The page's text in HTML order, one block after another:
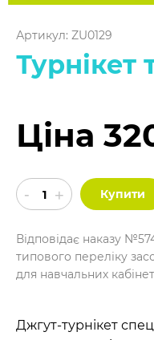
Артикул: ZU0129
Турнікет
Ціна
Купити
Відповідає наказу
типового переліку
для навчальних
Джгут-турнікет